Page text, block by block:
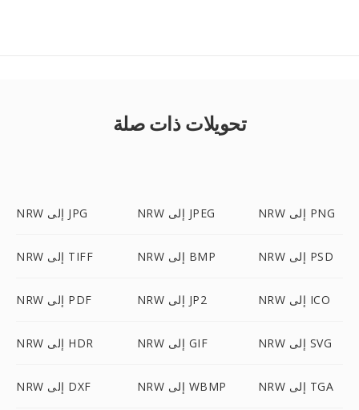
تحويلات ذات صلة
NRW إلى JPG NRW إلى JPEG NRW إلى PNG
NRW إلى TIFF NRW إلى BMP NRW إلى PSD
NRW إلى PDF NRW إلى JP2 NRW إلى ICO
NRW إلى HDR NRW إلى GIF NRW إلى SVG
NRW إلى DXF NRW إلى WBMP NRW إلى TGA